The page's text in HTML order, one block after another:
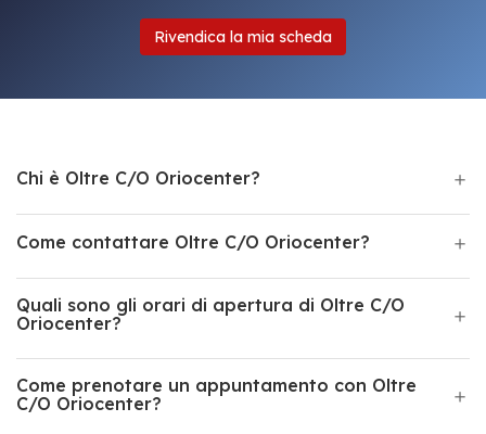
Rivendica la mia scheda
Chi è Oltre C/O Oriocenter?
Come contattare Oltre C/O Oriocenter?
Quali sono gli orari di apertura di Oltre C/O
Oriocenter?
Come prenotare un appuntamento con Oltre
C/O Oriocenter?